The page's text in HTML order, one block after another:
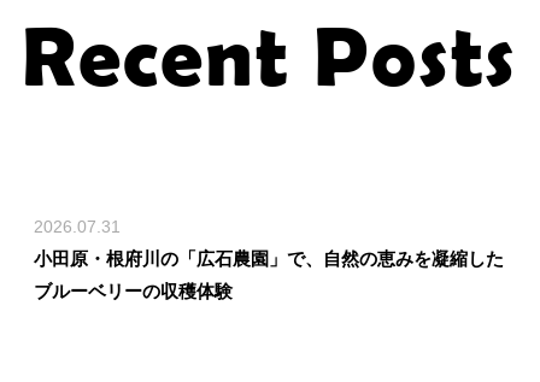
Recent Posts
2026.07.31
小田原・根府川の「広石農園」で、自然の恵みを凝縮した
ブルーベリーの収穫体験